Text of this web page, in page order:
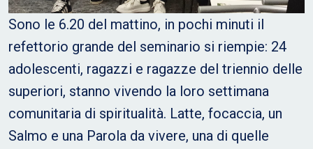
Sono le 6.20 del mattino, in pochi minuti il
refettorio grande del seminario si riempie: 24
adolescenti, ragazzi e ragazze del triennio delle
superiori, stanno vivendo la loro settimana
comunitaria di spiritualità. Latte, focaccia, un
Salmo e una Parola da vivere, una di quelle